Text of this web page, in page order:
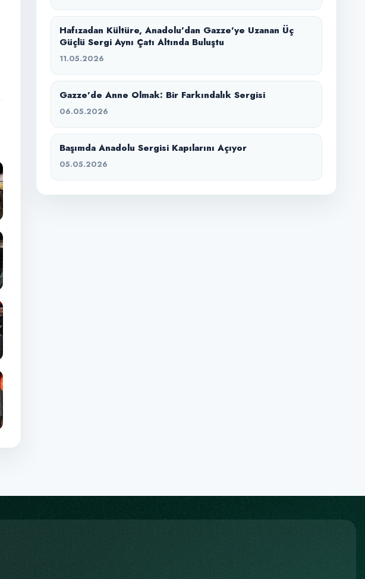
Hafızadan Kültüre, Anadolu’dan Gazze’ye Uzanan Üç
Güçlü Sergi Aynı Çatı Altında Buluştu
11.05.2026
Gazze’de Anne Olmak: Bir Farkındalık Sergisi
06.05.2026
Başımda Anadolu Sergisi Kapılarını Açıyor
05.05.2026